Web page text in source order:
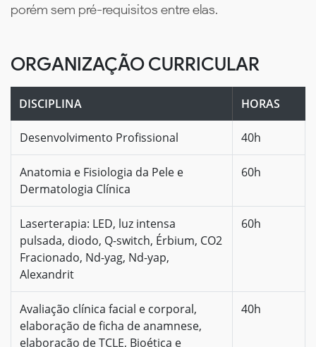
porém sem pré-requisitos entre elas.
ORGANIZAÇÃO CURRICULAR
DISCIPLINA HORAS
Desenvolvimento Profissional 40h
Anatomia e Fisiologia da Pele e
Dermatologia Clínica
60h
Laserterapia: LED, luz intensa
pulsada, diodo, Q-switch, Érbium, CO2
Fracionado, Nd-yag, Nd-yap,
Alexandrit
60h
Avaliação clínica facial e corporal,
elaboração de ficha de anamnese,
elaboração de TCLE, Bioética e
40h